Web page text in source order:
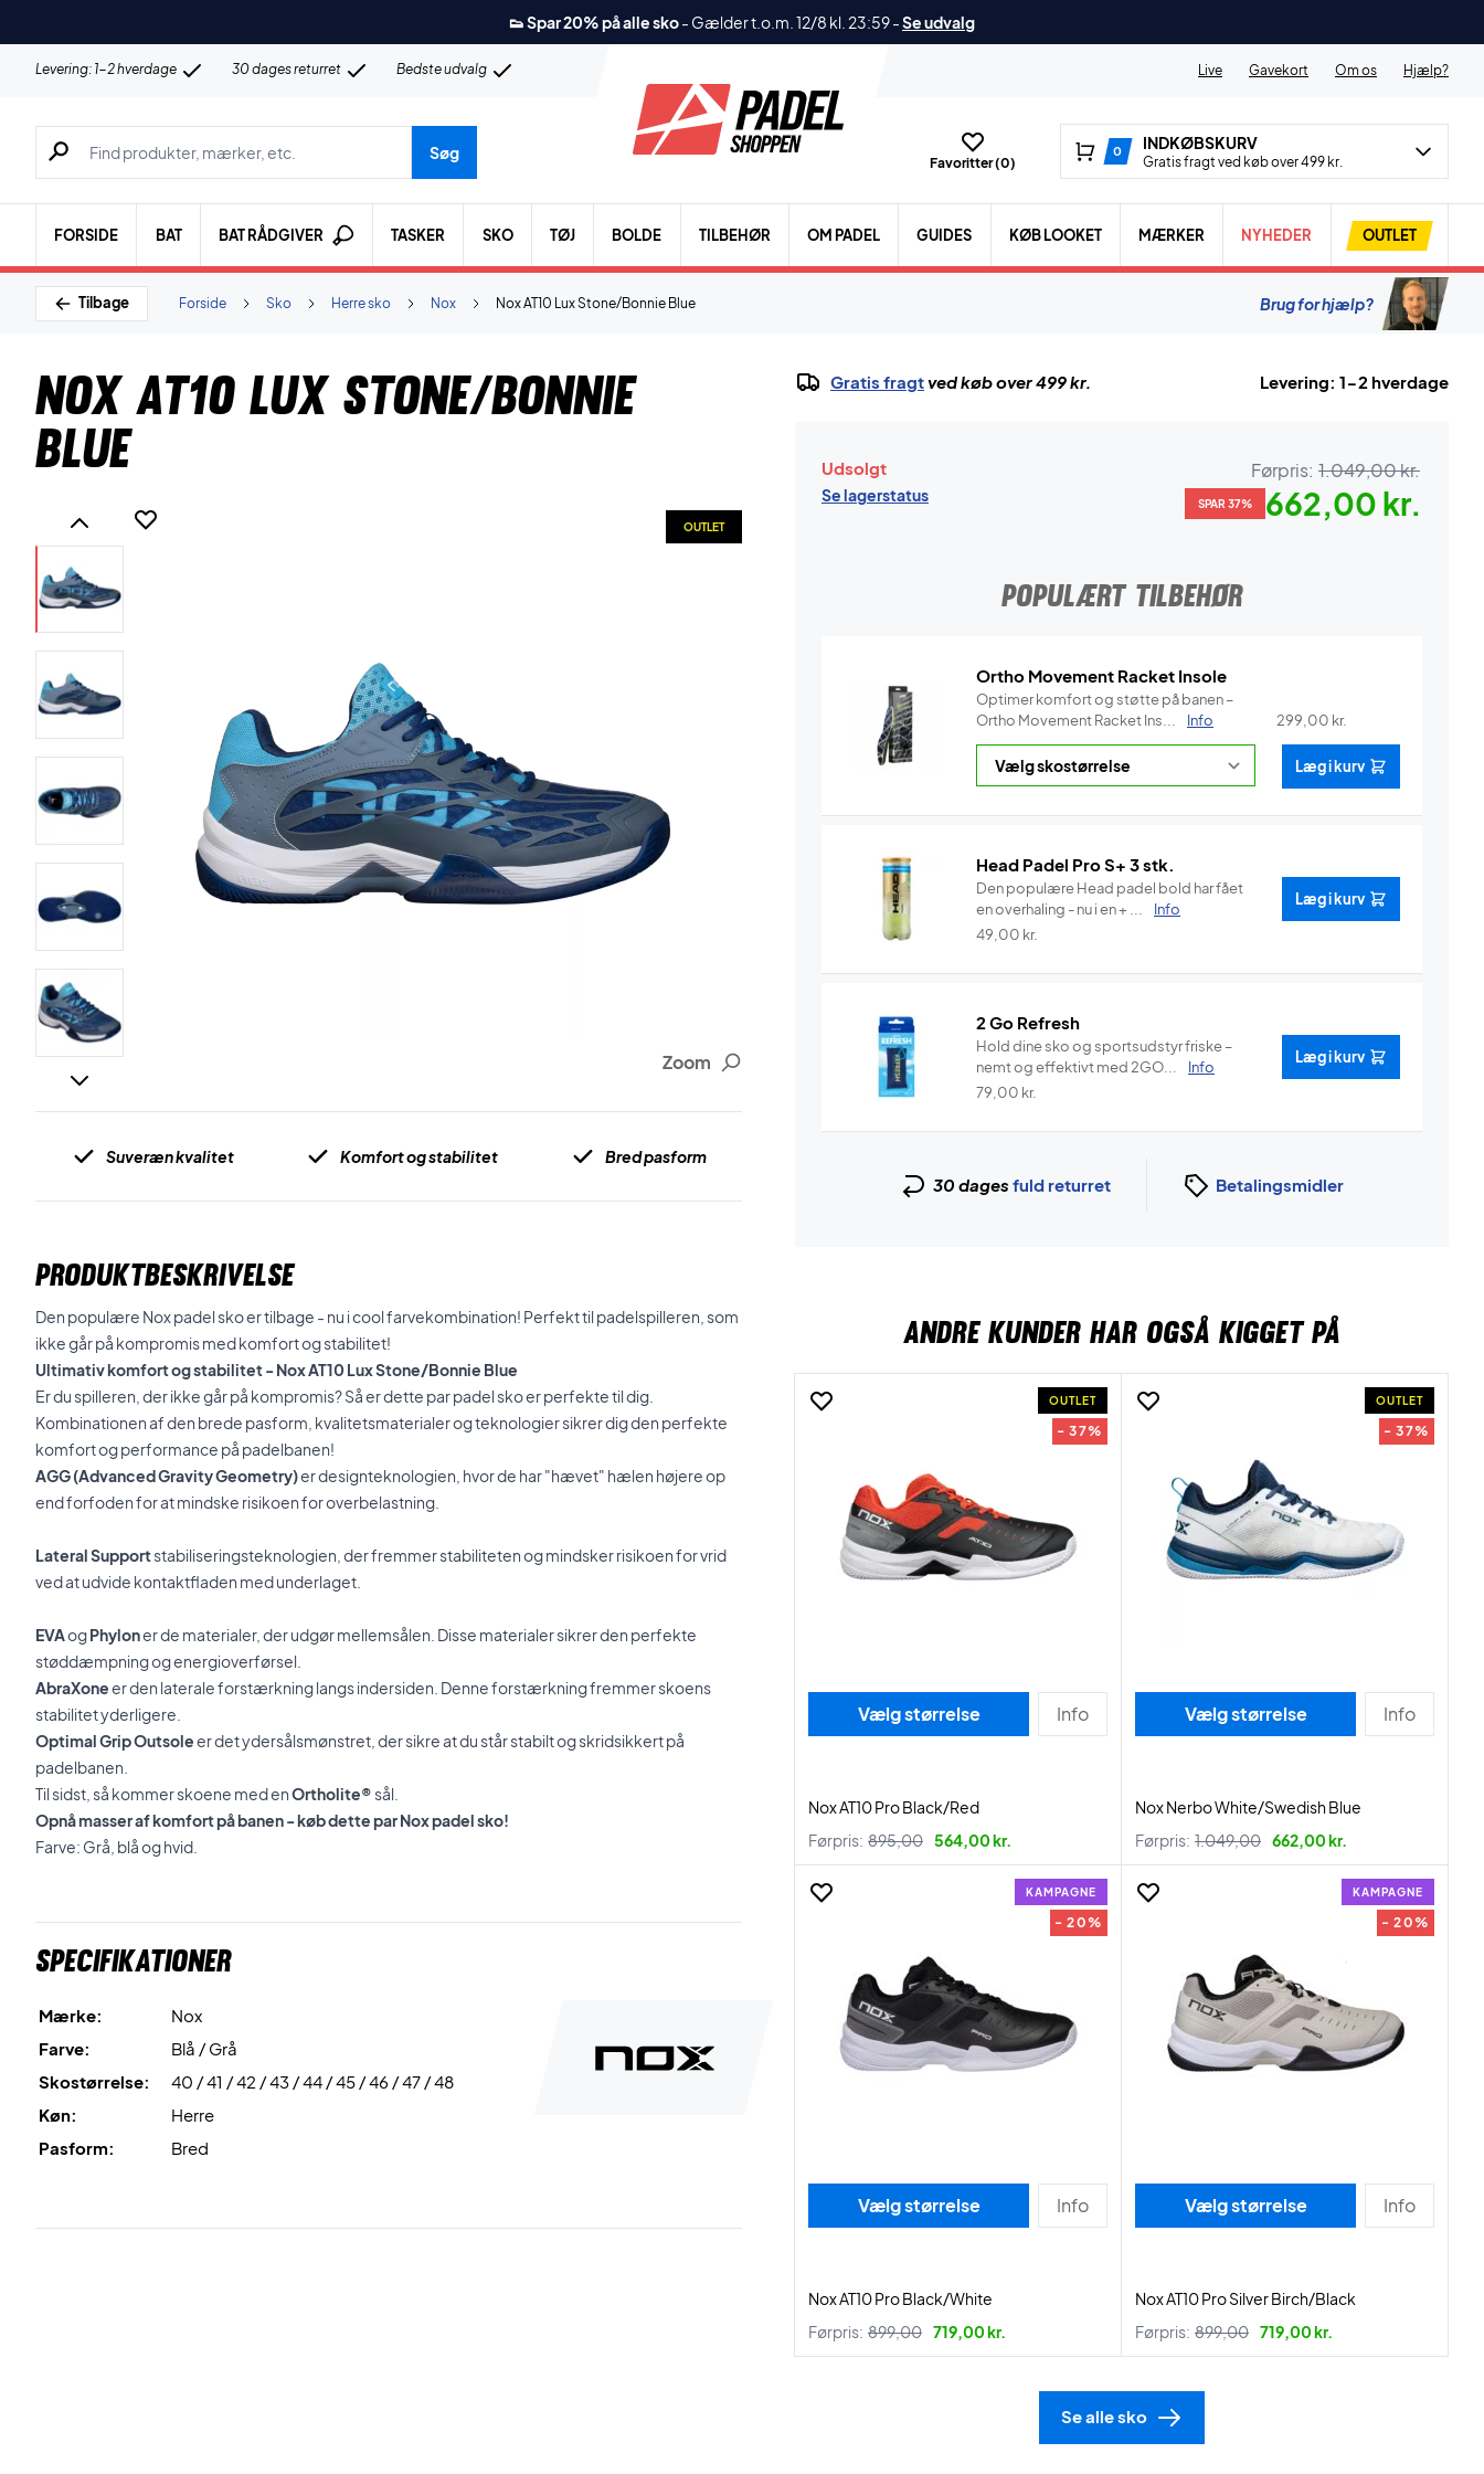
👟 Spar 20% på alle sko- Gælder t.o.m. 12/8 kl. 23:59-Se udvalg
Levering: 1-2 hverdage 30 dages returret Bedste udvalg Live Gavekort Om os Hjælp?
Søg efter produkter, mærker etc.
Søg
Favoritter (0)
0 INDKØBSKURV
Gratis fragt ved køb over 499 kr.
FORSIDE BAT BAT RÅDGIVER TASKER SKO TØJ BOLDE TILBEHØR OM PADEL GUIDES KØB LOOKET MÆRKER NYHEDER OUTLET
Tilbage Nox AT10 Lux Stone/Bonnie Blue
Nox
Herre sko
Sko
Forside Brug for hjælp?
Nox AT10 Lux Stone/Bonnie
Blue
Zoom
OUTLET
Suveræn kvalitet Komfort og stabilitet Bred pasform
PRODUKTBESKRIVELSE
Den populære Noxpadel sko er tilbage - nu i cool farvekombination! Perfekt til padelspilleren, som
ikke går på kompromis med komfort og stabilitet!
Ultimativ komfort og stabilitet - Nox AT10 Lux Stone/Bonnie Blue
Er du spilleren, der ikke går på kompromis? Så er dette par padel sko er perfekte til dig.
Kombinationen af den brede pasform, kvalitetsmaterialer og teknologier sikrer dig den perfekte
komfort og performance på padelbanen!
AGG (Advanced Gravity Geometry)er designteknologien, hvor de har "hævet" hælen højere op
end forfoden for at mindske risikoen for overbelastning.
Lateral Supportstabiliseringsteknologien, der fremmer stabiliteten og mindsker risikoen for vrid
ved at udvide kontaktfladen med underlaget.
EVAogPhyloner de materialer, der udgør mellemsålen. Disse materialer sikrer den perfekte
støddæmpning og energioverførsel.
AbraXoneer den laterale forstærkning langs indersiden. Denne forstærkning fremmer skoens
stabilitet yderligere.
Optimal Grip Outsoleer det ydersålsmønstret, der sikre at du står stabilt og skridsikkert på
padelbanen.
Til sidst, så kommer skoene med enOrtholite® sål.
Opnå masser af komfort på banen - køb dette par Nox padel sko!
Farve: Grå, blå og hvid.
Specifikationer
Mærke:
Nox
Farve:
Blå / Grå
Skostørrelse:
40 / 41 / 42 / 43 / 44 / 45 / 46 / 47 / 48
Køn:
Herre
Pasform:
Bred
Gratis fragtved køb over 499 kr. Levering: 1-2 hverdage
Udsolgt
Se lagerstatus
Førpris: 1.049,00 kr.
SPAR 37% 662,00 kr.
POPULÆRT TILBEHØR
Ortho Movement Racket Insole
Optimer komfort og støtte på banen –
Ortho Movement Racket Ins...
Info 299,00 kr.
Læg i kurv
Head Padel Pro S+ 3 stk.
Den populære Head padel bold har fået
en overhaling - nu i en + ...
Info
49,00 kr.
Læg i kurv
2 Go Refresh
Hold dine sko og sportsudstyr friske –
nemt og effektivt med 2GO...
Info
79,00 kr.
Læg i kurv
30 dages fuld returret Betalingsmidler
ANDRE KUNDER HAR OGSÅ KIGGET PÅ
OUTLET
- 37%
Vælg størrelse Info
Nox AT10 Pro Black/Red
Førpris: 895,00 564,00 kr.
OUTLET
- 37%
Vælg størrelse Info
Nox Nerbo White/Swedish Blue
Førpris: 1.049,00 662,00 kr.
KAMPAGNE
- 20%
Vælg størrelse Info
Nox AT10 Pro Black/White
Førpris: 899,00 719,00 kr.
KAMPAGNE
- 20%
Vælg størrelse Info
Nox AT10 Pro Silver Birch/Black
Førpris: 899,00 719,00 kr.
Se alle sko